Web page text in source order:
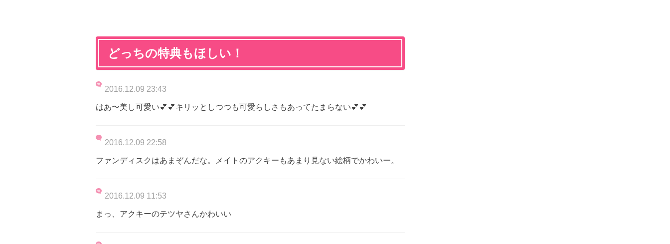
どっちの特典もほしい！
2016.12.09 23:43
はあ〜美し可愛い💕💕キリッとしつつも可愛らしさもあってたまらない💕💕
2016.12.09 22:58
ファンディスクはあまぞんだな。メイトのアクキーもあまり見ない絵柄でかわいー。
2016.12.09 11:53
まっ、アクキーのテツヤさんかわいい